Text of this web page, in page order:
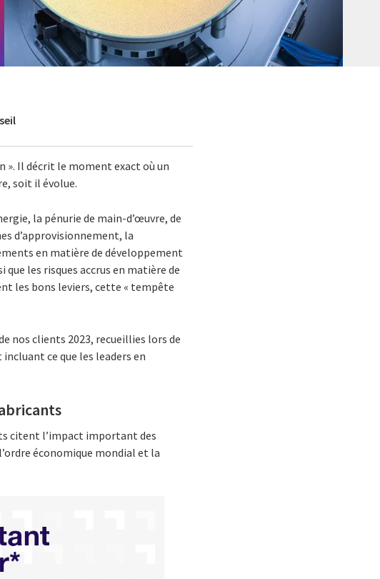
». Il décrit le moment exact où un
soit il évolue.
la pénurie de main-d’œuvre, de
d’approvisionnement, la
en matière de développement
les risques accrus en matière de
les bons leviers, cette « tempête
nos clients 2023, recueillies lors de
ce que les leaders en
citent l’impact important des
économique mondial et la